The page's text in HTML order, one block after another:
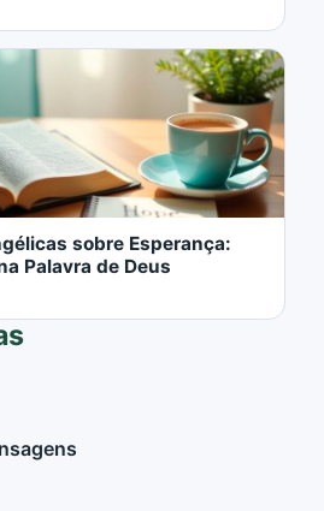
sobre Esperança:
Palavra de Deus